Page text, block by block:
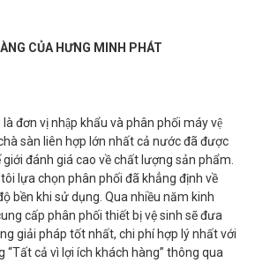
CỦA HƯNG MINH PHÁT
đơn vị nhập khẩu và phân phối máy vệ
sàn liên hợp lớn nhất cả nước đã được
đánh giá cao về chất lượng sản phẩm.
lựa chọn phân phối đã khẳng định về
bền khi sử dụng. Qua nhiều năm kinh
cấp phân phối thiết bị vệ sinh sẽ đưa
giải pháp tốt nhất, chi phí hợp lý nhất với
cả vì lợi ích khách hàng” thông qua